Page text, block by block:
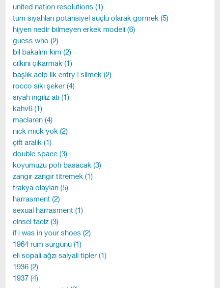
united nation resolutions (1)
tum siyahları potansiyel suçlu olarak görmek (5)
hijyen nedir bilmeyen erkek modeli (6)
guess who (2)
bil bakalım kim (2)
cılkını çıkarmak (1)
başlık acip ilk entry i silmek (2)
rocco sıkı şeker (4)
siyah ingiliz ati (1)
kahv6 (1)
maclaren (4)
nick mick yok (2)
çift aralık (1)
double space (3)
koyumuzu poh basacak (3)
zangır zangır titremek (1)
trakya olayları (5)
harrasment (2)
sexual harrasment (1)
cinsel taciz (3)
if i was in your shoes (2)
1964 rum surgünü (1)
eli sopali ağzı salyali tipler (1)
1936 (2)
1937 (4)